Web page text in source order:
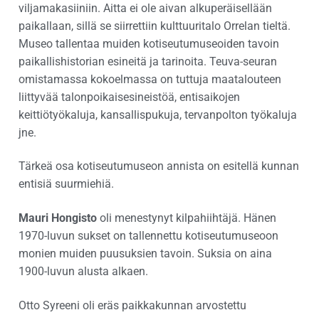
viljamakasiiniin. Aitta ei ole aivan alkuperäisellään
paikallaan, sillä se siirrettiin kulttuuritalo Orrelan tieltä.
Museo tallentaa muiden kotiseutumuseoiden tavoin
paikallishistorian esineitä ja tarinoita. Teuva-seuran
omistamassa kokoelmassa on tuttuja maatalouteen
liittyvää talonpoikaisesineistöä, entisaikojen
keittiötyökaluja, kansallispukuja, tervanpolton työkaluja
jne.
Tärkeä osa kotiseutumuseon annista on esitellä kunnan
entisiä suurmiehiä.
Mauri Hongisto oli menestynyt kilpahiihtäjä. Hänen
1970-luvun sukset on tallennettu kotiseutumuseoon
monien muiden puusuksien tavoin. Suksia on aina
1900-luvun alusta alkaen.
Otto Syreeni oli eräs paikkakunnan arvostettu